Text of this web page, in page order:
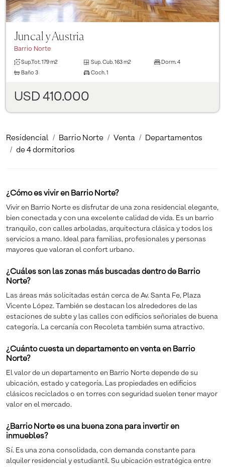
Juncal y Austria
Barrio Norte
Sup.Tot. 179 m2 Sup. Cub. 163 m2 Dorm. 4
Baño 3 Coch. 1
USD 410.000
Residencial Barrio Norte Venta
Departamentos
de 4 dormitorios
¿Cómo es vivir en Barrio Norte?
Vivir en Barrio Norte es disfrutar de una zona residencial elegante,
bien conectada y con una excelente calidad de vida. Es un barrio
tranquilo, con calles arboladas, arquitectura clásica y todos los
servicios a mano. Ideal para familias, profesionales y personas
mayores que valoran el confort urbano.
¿Cuáles son las zonas más buscadas dentro de Barrio
Norte?
Las áreas más solicitadas están cerca de Av. Santa Fe, Plaza
Vicente López. También se destacan los alrededores de las
estaciones de subte y las calles con edificios señoriales de buena
categoría. La cercanía con Recoleta también suma atractivo.
¿Cuánto cuesta un departamento en venta en Barrio
Norte?
El valor de un departamento en Barrio Norte depende de su
ubicación, estado y categoría. Las propiedades en edificios
clásicos reciclados o en torres con seguridad suelen tener mayor
valor en el mercado.
¿Barrio Norte es una buena zona para invertir en
inmuebles?
Sí. Es una zona consolidada, con demanda constante para
alquiler residencial y estudiantil. Su ubicación estratégica entre